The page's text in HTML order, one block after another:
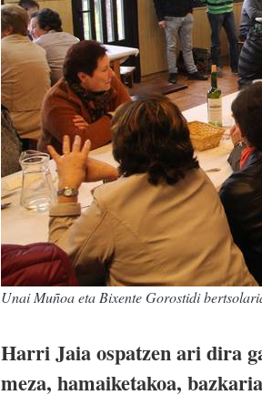
Unai Muñoa eta Bixente Gorostidi
Harri Jaia ospatzen ari dira
meza, hamaiketakoa,